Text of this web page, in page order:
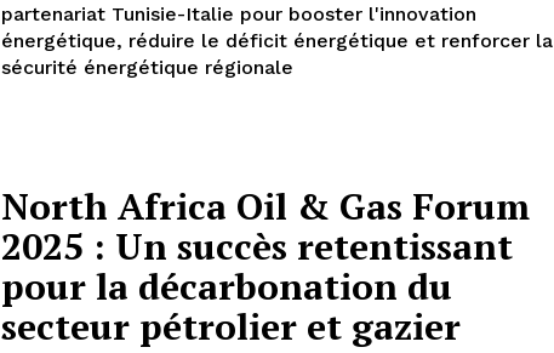
partenariat Tunisie-Italie pour booster l'innovation
énergétique, réduire le déficit énergétique et renforcer la
sécurité énergétique régionale
North Africa Oil & Gas Forum
2025 : Un succès retentissant
pour la décarbonation du
secteur pétrolier et gazier